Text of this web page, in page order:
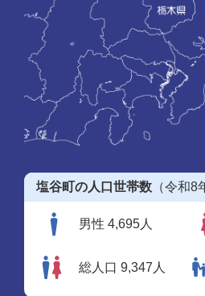
塩谷町の人口世帯数 （令和8
男性 4,695人
総人口 9,347人